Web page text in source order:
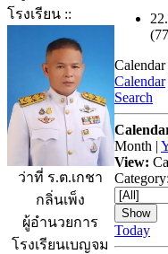
โรงเรียน ::
ว่าที่ ร.ต.เกชา
กลิ่นเพ็ง
ผู้อำนวยการ
โรงเรียนเบญจม
Calendar
Calendar
Search
Month |
View:
Category:
Today